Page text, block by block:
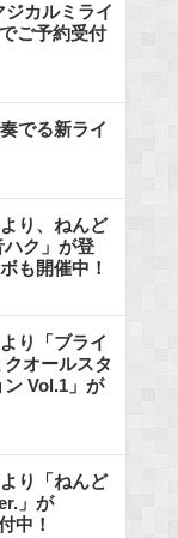
カルミライ
ご予約受付
でる新ライ
り、ねんど
ク」が登
も開催中！
り「ブライ
オールスタ
Vol.1」が
り「ねんど
」が
中！